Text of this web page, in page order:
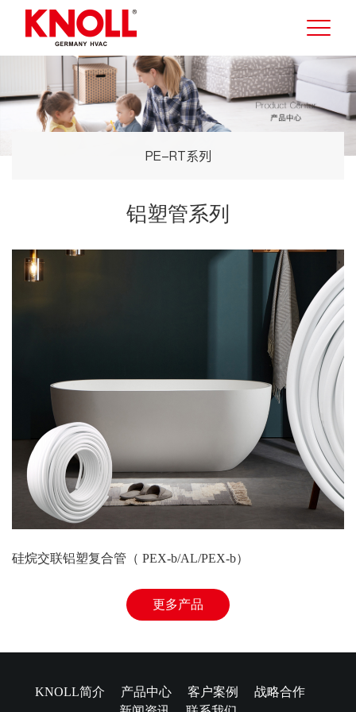
PE-RT系列
铝塑管系列
硅烷交联铝塑复合管（ PEX-b/AL/PEX-b）
更多产品
KNOLL简介 产品中心 客户案例
战略合作